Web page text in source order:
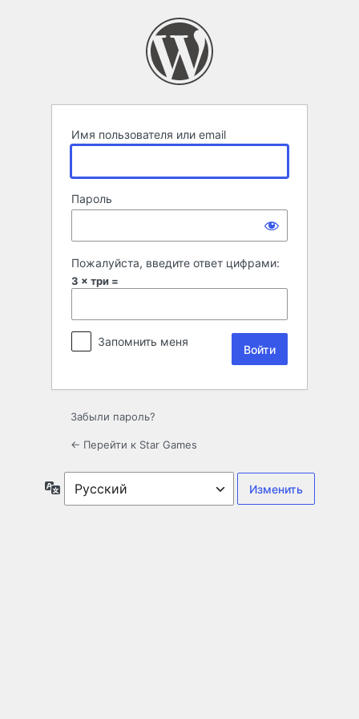
Имя пользователя или email
Пароль
Пожалуйста, введите ответ цифрами:
3 × три =
Запомнить меня
Забыли пароль?
← Перейти к Star Games
Язык